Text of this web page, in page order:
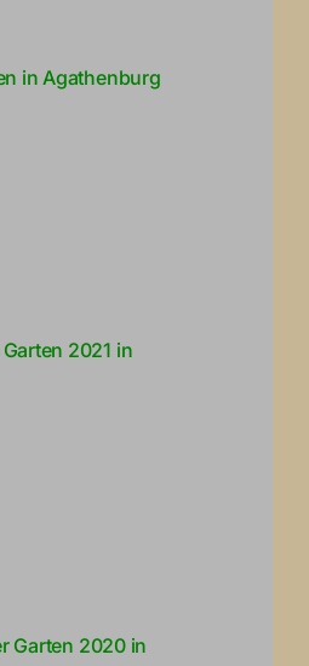
in Agathenburg
2021 in
Garten 2020 in